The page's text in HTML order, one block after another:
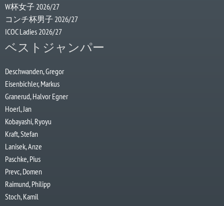
W杯女子 2026/27
コンチ杯男子 2026/27
ICOC Ladies 2026/27
ベストジャンパー
Deschwanden, Gregor
Eisenbichler, Markus
Granerud, Halvor Egner
Hoerl, Jan
Kobayashi, Ryoyu
Kraft, Stefan
Lanisek, Anze
Paschke, Pius
Prevc, Domen
Raimund, Philipp
Stoch, Kamil